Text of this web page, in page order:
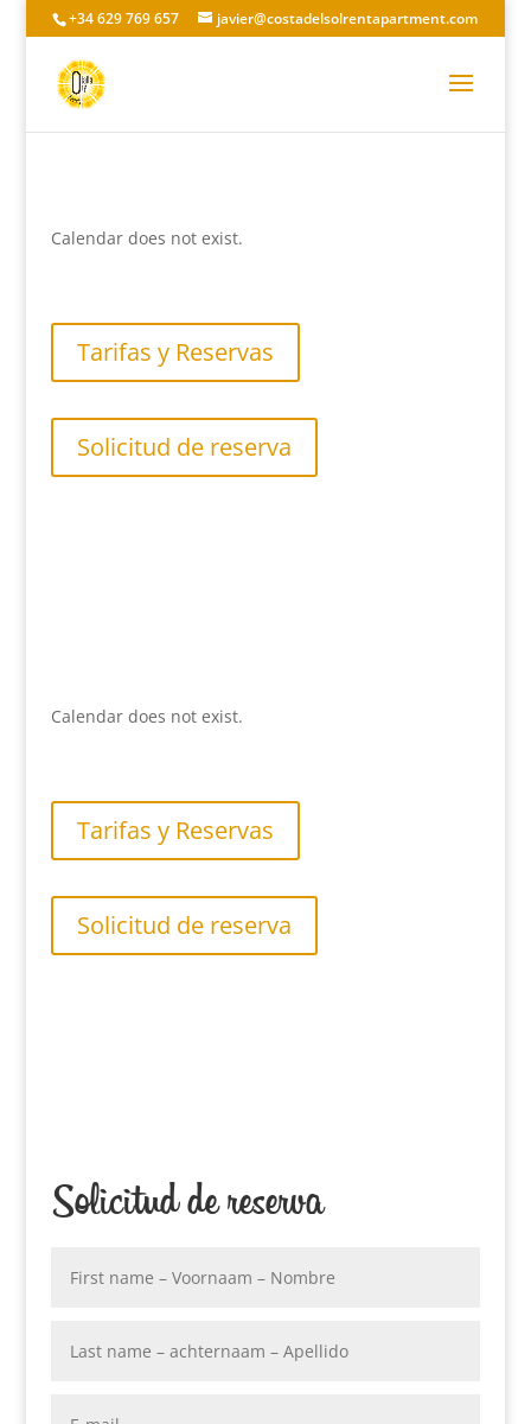
+34 629 769 657 javier@costadelsolrentapartment.com
Calendar does not exist.
Tarifas y Reservas
Solicitud de reserva
Calendar does not exist.
Tarifas y Reservas
Solicitud de reserva
Solicitud de reserva